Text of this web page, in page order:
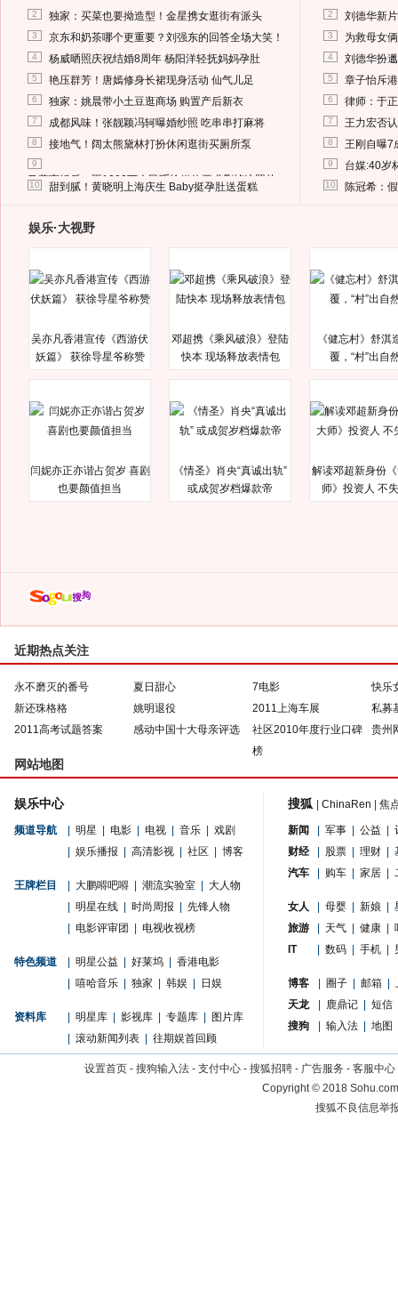
2 独家：买菜也要拗造型！金星携女逛街有派头
3 京东和奶茶哪个更重要？刘强东的回答全场大笑！
4 杨威晒照庆祝结婚8周年 杨阳洋轻抚妈妈孕肚
5 艳压群芳！唐嫣修身长裙现身活动 仙气儿足
6 独家：姚晨带小土豆逛商场 购置产后新衣
7 成都风味！张靓颖冯轲曝婚纱照 吃串串打麻将
8 接地气！阔太熊黛林打扮休闲逛街买厕所泵
9
马蓉离婚后，砸1000万人民币给媒体要求删掉这照片
10 甜到腻！黄晓明上海庆生 Baby挺孕肚送蛋糕
2 刘德华新
3 为救母女
4 刘德华扮
5 章子怡斥
6 律师：于
7 王力宏否
8 王刚自曝7
9 台媒:40岁
10 陈冠希：
娱乐·大视野
吴亦凡香港宣传《西游伏
妖篇》 获徐导星爷称赞
邓超携《乘风破浪》登陆
快本 现场释放表情包
《健忘村》舒淇
覆，“村”出自
闫妮亦正亦谐占贺岁 喜剧
也要颜值担当
《情圣》肖央“真诚出轨”
或成贺岁档爆款帝
解读邓超新身份
师》投资人 不
近期热点关注
永不磨灭的番号 夏日甜心 7电影
快乐
新还珠格格
姚明退役 2011上海车展
私募
2011高考试题答案
感动中国十大母亲评选
社区2010年度行业口碑
榜
贵州
网站地图
娱乐中心
频道导航 明星 电影 电视 音乐
戏剧
娱乐播报 高清影视 社区 博客
王牌栏目 大鹏嘚吧嘚 潮流实验室
大人物
明星在线 时尚周报
先锋人物
电影评审团 电视收视榜
特色频道 明星公益 好莱坞
香港电影
嘻哈音乐 独家 韩娱 日娱
资料库 明星库 影视库 专题库
图片库
滚动新闻列表 往期娱首回顾
搜狐 ChinaRen 焦
新闻 军事 公益
财经
股票 理财
汽车
购车 家居
女人 母婴 新娘
旅游
天气 健康
IT
数码 手机
博客 圈子 邮箱
天龙
鹿鼎记
短信
搜狗
输入法 地图
设置首页 - 搜狗输入法 - 支付中心 - 搜狐招聘 - 广告服务 - 客服中心
Copyright©2018
搜狐不良信息举